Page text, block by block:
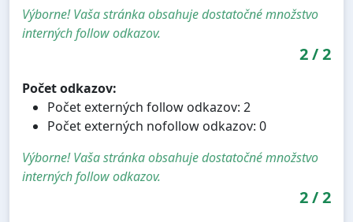
Výborne! Vaša stránka obsahuje dostatočné množstvo
interných follow odkazov.
2/2
Počet odkazov:
Počet externých follow odkazov: 2
Počet externých nofollow odkazov: 0
Výborne! Vaša stránka obsahuje dostatočné množstvo
interných follow odkazov.
2/2